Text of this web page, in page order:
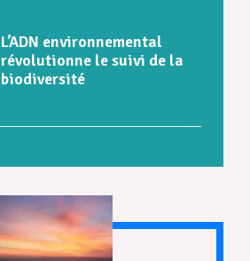
L’ADN environnemental
révolutionne le suivi de la
biodiversité